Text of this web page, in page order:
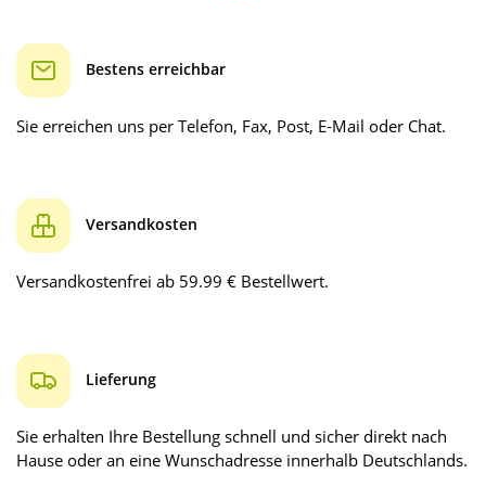
Bestens erreichbar
Sie erreichen uns per Telefon, Fax, Post, E-Mail oder Chat.
Versandkosten
Versandkostenfrei ab 59.99 € Bestellwert.
Lieferung
Sie erhalten Ihre Bestellung schnell und sicher direkt nach
Hause oder an eine Wunschadresse innerhalb Deutschlands.